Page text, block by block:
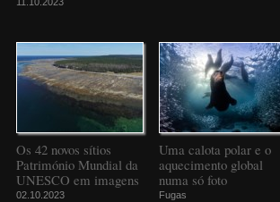
Os 42 novos sítios
Património Mundial da
UNESCO em imagens
02.10.2023
Uma calota polar e o
aquecimento global
numa só foto
Fugas